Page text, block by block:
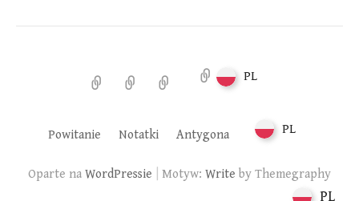
PowitanieNotatki Antygona PL
Powitanie Notatki Antygona PL
Oparte na WordPressie Motyw: Write by Themegraphy
PL
PL